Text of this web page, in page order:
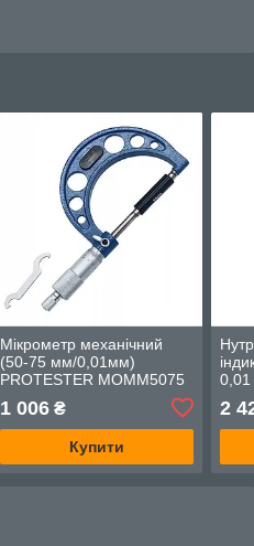
Мікрометр механічний
(50-75 мм/0,01мм)
PROTESTER MOMM5075
1 006₴
Купити
2